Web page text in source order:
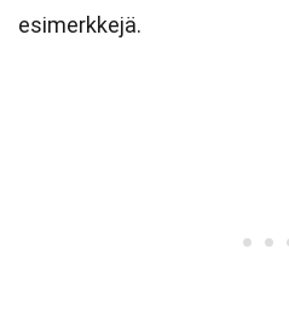
esimerkkejä.